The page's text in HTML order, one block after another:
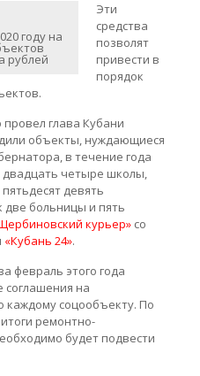
году на
рублей
Эти
средства
позволят
привести в
порядок
глава Кубани
объекты, нуждающиеся
в течение года
двадцать четыре школы,
девять
две больницы и пять
курьер»со
«Кубань 24».
февраль этого года
на
каждому соцообъекту. По
ремонтно-
будет подвести